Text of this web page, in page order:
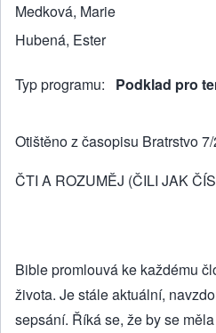
Medková, Marie
Hubená, Ester
Typ programu Podklad pro
Otištěno z časopisu Bratrstvo 7/
ČTI A ROZUMĚJ (ČILI JAK
Bible promlouvá ke každému
života. Je stále aktuální,
sepsání. Říká se, že by se